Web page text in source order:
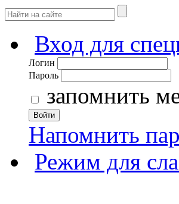
Вход для
Логин
Пароль
запомнить
Войти
Напомнить
Режим для